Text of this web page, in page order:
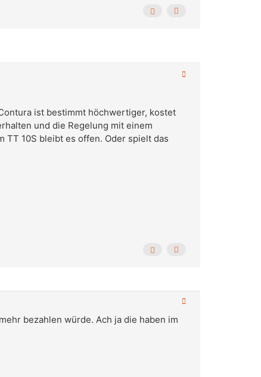
ist bestimmt höchwertiger, kostet
und die Regelung mit einem
TT 10S bleibt es offen. Oder spielt das
bezahlen würde. Ach ja die haben im